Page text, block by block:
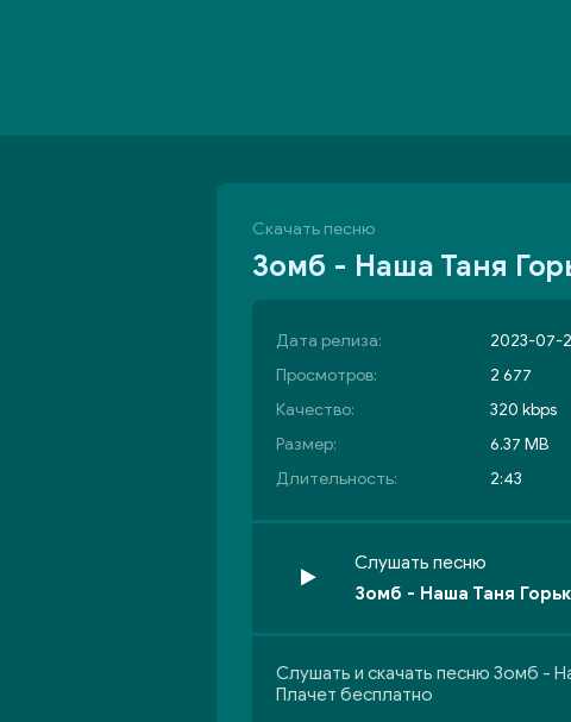
Скачать песню
Зомб - Наша Таня
Дата релиза:
2023-07-
Просмотров:
2 677
Качество:
320 kbps
Размер:
6.37 MB
Длительность:
2:43
Слушать песню
Зомб - Наша Таня
Слушать и скачать песню Зомб -
Плачет бесплатно